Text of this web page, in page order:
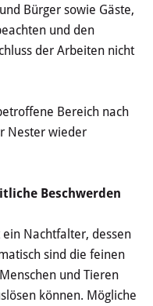
Bürger sowie Gäste,
und den
der Arbeiten nicht
Bereich nach
Nester wieder
Beschwerden
Nachtfalter, dessen
sind die feinen
und Tieren
können. Mögliche